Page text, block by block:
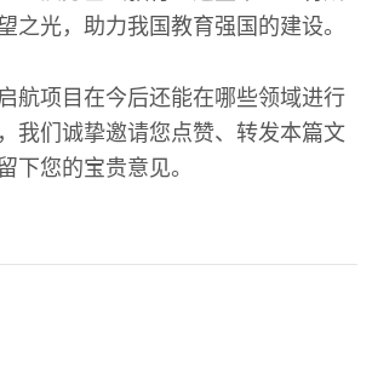
之光，助力我国教育强国的建设。
航项目在今后还能在哪些领域进行
我们诚挚邀请您点赞、转发本篇文
下您的宝贵意见。